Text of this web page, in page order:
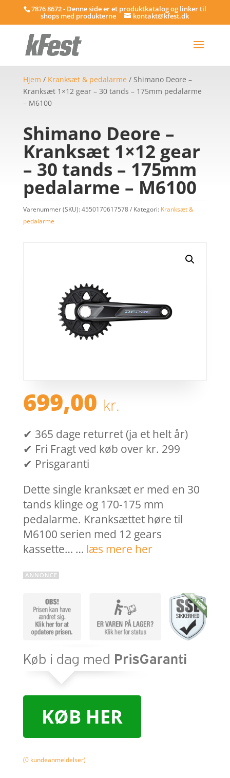
7876 8672 - Denne side er et produktkatalog og linker til
shops med produkterne kontakt@kfest.dk
Hjem / Kranksæt & pedalarme/ Shimano Deore –
Kranksæt 1×12 gear – 30 tands – 175mm pedalarme
– M6100
Shimano Deore –
Kranksæt 1×12 gear
– 30 tands – 175mm
pedalarme – M6100
Varenummer (SKU):4550170617578 Kategori: Kranksæt &
pedalarme
699,00 kr.
✔ 365 dage returret (ja et helt år)
✔ Fri Fragt ved køb over kr. 299
✔ Prisgaranti
Dette single kranksæt er med en 30
tands klinge og 170-175 mm
pedalarme. Kranksættet høre til
M6100 serien med 12 gears
kassette… … læs mere her
KØB HER
(0kundeanmeldelser)